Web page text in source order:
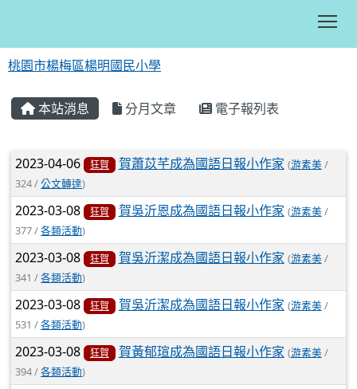
桃園市楊梅區楊明國民小學
本站消息 分月文章 電子報列表
文章列表
2023-04-06 狂賀 賀蕭苡芊成為國語日報小作家 (游素美/
324 /公文轉達)
2023-03-08 狂賀 賀吳沂恩成為國語日報小作家 (游素美/
377 /各類活動)
2023-03-08 狂賀 賀吳沂潔成為國語日報小作家 (游素美/
341 /各類活動)
2023-03-08 狂賀 賀吳沂潔成為國語日報小作家 (游素美/
531 /各類活動)
2023-03-08 狂賀 賀黃郁瑄成為國語日報小作家 (游素美/
394 /各類活動)